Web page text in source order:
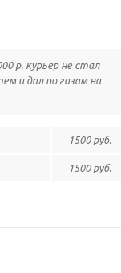
р. курьер не стал
и дал по газам на
1500 руб.
1500 руб.